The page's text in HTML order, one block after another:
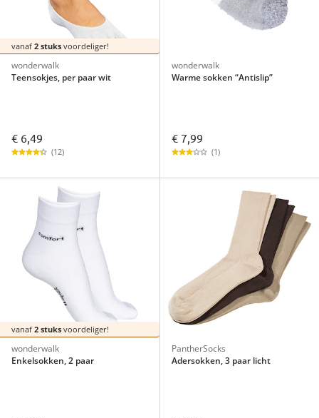
vanaf 2 stuks voordeliger!
wonderwalk
Teensokjes, per paar wit
€ 6,49
(12)
wonderwalk
Warme sokken “Antislip”
€ 7,99
(1)
vanaf 2 stuks voordeliger!
wonderwalk
Enkelsokken, 2 paar
PantherSocks
Adersokken, 3 paar licht